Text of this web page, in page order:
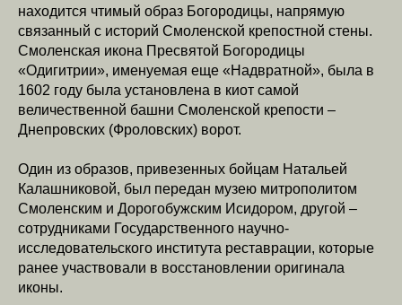
находится чтимый образ Богородицы, напрямую
связанный с историй Смоленской крепостной стены.
Смоленская икона Пресвятой Богородицы
«Одигитрии», именуемая еще «Надвратной», была в
1602 году была установлена в киот самой
величественной башни Смоленской крепости –
Днепровских (Фроловских) ворот.
Один из образов, привезенных бойцам Натальей
Калашниковой, был передан музею митрополитом
Смоленским и Дорогобужским Исидором, другой –
сотрудниками Государственного научно-
исследовательского института реставрации, которые
ранее участвовали в восстановлении оригинала
иконы.